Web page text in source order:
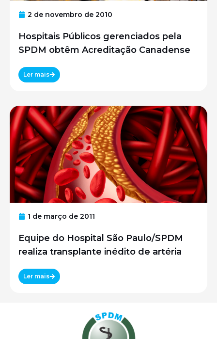
2 de novembro de 2010
Hospitais Públicos gerenciados pela
SPDM obtêm Acreditação Canadense
Ler mais
1 de março de 2011
Equipe do Hospital São Paulo/SPDM
realiza transplante inédito de artéria
Ler mais